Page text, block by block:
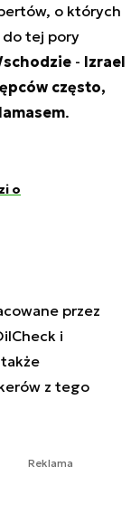
o których
do tej pory
- Izrael
często,
.
o
przez
i
z tego
Reklama